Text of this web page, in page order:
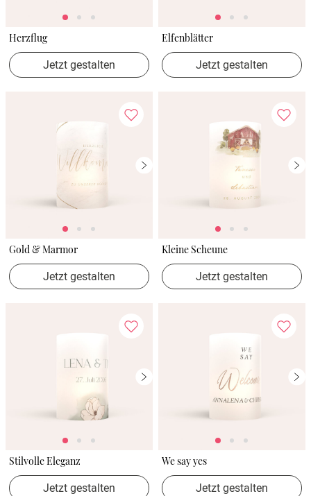
Herzflug
Jetzt gestalten
Elfenblätter
Jetzt gestalten
Gold & Marmor
Jetzt gestalten
Kleine Scheune
Jetzt gestalten
Stilvolle Eleganz
Jetzt gestalten
We say yes
Jetzt gestalten